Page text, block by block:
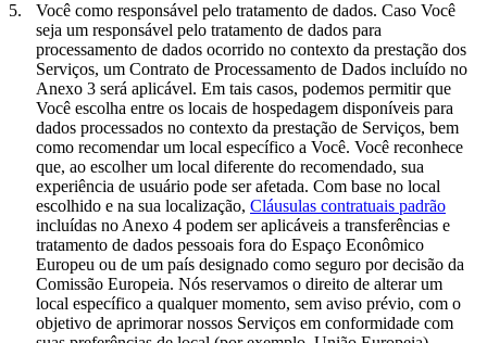
5.
Você como responsável pelo tratamento de dados. Caso Você
seja um responsável pelo tratamento de dados para
processamento de dados ocorrido no contexto da prestação dos
Serviços, um Contrato de Processamento de Dados incluído no
Anexo 3 será aplicável. Em tais casos, podemos permitir que
Você escolha entre os locais de hospedagem disponíveis para
dados processados no contexto da prestação de Serviços, bem
como recomendar um local específico a Você. Você reconhece
que, ao escolher um local diferente do recomendado, sua
experiência de usuário pode ser afetada. Com base no local
escolhido e na sua localização, Cláusulas contratuais padrão
incluídas no Anexo 4 podem ser aplicáveis a transferências e
tratamento de dados pessoais fora do Espaço Econômico
Europeu ou de um país designado como seguro por decisão da
Comissão Europeia. Nós reservamos o direito de alterar um
local específico a qualquer momento, sem aviso prévio, com o
objetivo de aprimorar nossos Serviços em conformidade com